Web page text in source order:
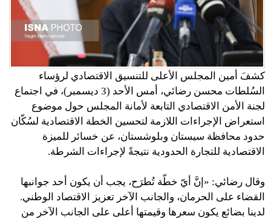
كشفَ أمين المجلس الأعلى للتنسيق الاقتصادي لرؤساء
السُلطات محسن رضائي، أمس الأحد (3 ديسمبر)، في اجتماع
لجنة الأمن الاقتصادي التابعة لأمانة المجلس حول موضوع
استعراض الإجراءات اللازمة لتحسين الخطة الاقتصادية لسُكّان
حدود محافظة سيستان وبلوشستان، عن خسائر للميزة
الاقتصادية للتجارة الحدودية نتيجةً لإجراءات الشرطة.
وقال رضائي: «إنَّ أيّ خطّة تُطرَح، يجب أن يكون أحد جوانبها
القضاء على الحرمان، والجانب الآخر تعزيز الاقتصاد الوطني.
لدينا بضائع يكون سعرها وقيمتها أعلى على الجانب الآخر من